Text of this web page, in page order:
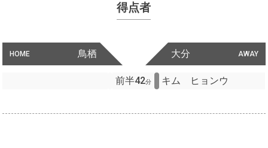
得点者
HOME 鳥栖 AWAY
大分
前半42分 キム ヒョンウ